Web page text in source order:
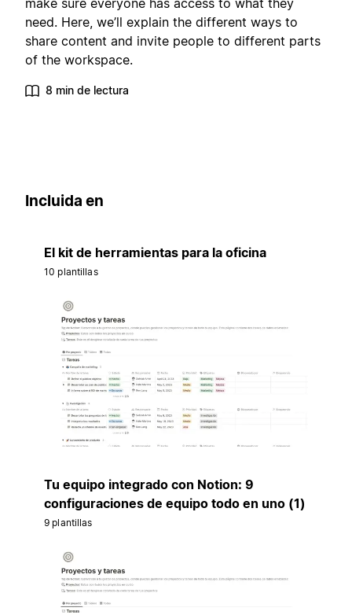
make sure everyone has access to what they
need. Here, we’ll explain the different ways to
share content and invite people to different parts
of the workspace.
8 min de lectura
Incluida en
El kit de herramientas para la oficina
10 plantillas
Tu equipo integrado con Notion: 9
configuraciones de equipo todo en uno (1)
9 plantillas